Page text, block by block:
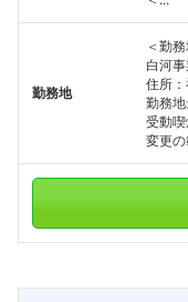
勤務地
＜勤
白河
住所
勤務
受動
変更